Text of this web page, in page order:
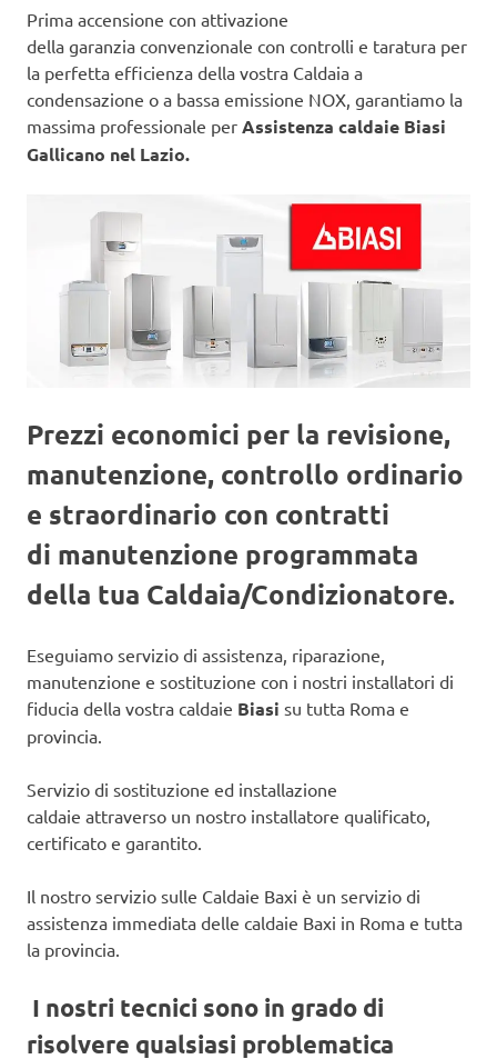
Prima accensione con attivazione
della garanzia convenzionale con controlli e taratura per
la perfetta efficienza della vostra Caldaia a
condensazione o a bassa emissione NOX, garantiamo la
massima professionale per Assistenza caldaie Biasi
Gallicano nel Lazio.
Prezzi economici per la revisione,
manutenzione, controllo ordinario
e straordinario con contratti
di manutenzione programmata
della tua Caldaia/Condizionatore.
Eseguiamo servizio di assistenza, riparazione,
manutenzione e sostituzione con i nostri installatori di
fiducia della vostra caldaie Biasi su tutta Roma e
provincia.
Servizio di sostituzione ed installazione
caldaie attraverso un nostro installatore qualificato,
certificato e garantito.
Il nostro servizio sulle Caldaie Baxi è un servizio di
assistenza immediata delle caldaie Baxi in Roma e tutta
la provincia.
I nostri tecnici sono in grado di
risolvere qualsiasi problematica